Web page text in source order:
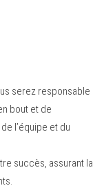
serez responsable
bout et de
l’équipe et du
succès, assurant la